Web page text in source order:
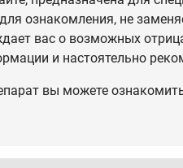
ознакомления, не
вас о возможных
и настоятельно
вы можете